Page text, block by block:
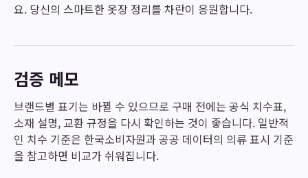
요. 당신의 스마트한 옷장 정리를 차란이 응원합니다.
검증 메모
브랜드별 표기는 바뀔 수 있으므로 구매 전에는 공식 치수표,
소재 설명, 교환 규정을 다시 확인하는 것이 좋습니다. 일반적
인 치수 기준은 한국소비자원과 공공 데이터의 의류 표시 기준
을 참고하면 비교가 쉬워집니다.